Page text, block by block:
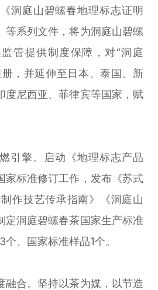
洞庭山碧螺春地理标志证明
等系列文件，将为洞庭山碧螺
管提供制度保障，对“洞庭
，并延伸至日本、泰国、新
度尼西亚、菲律宾等国家，赋
引擎。启动《地理标志产品
家标准修订工作，发布《苏式
作技艺传承指南》《洞庭山
定洞庭碧螺春茶国家生产标准
、国家标准样品1个。
融合。坚持以茶为媒，以节造